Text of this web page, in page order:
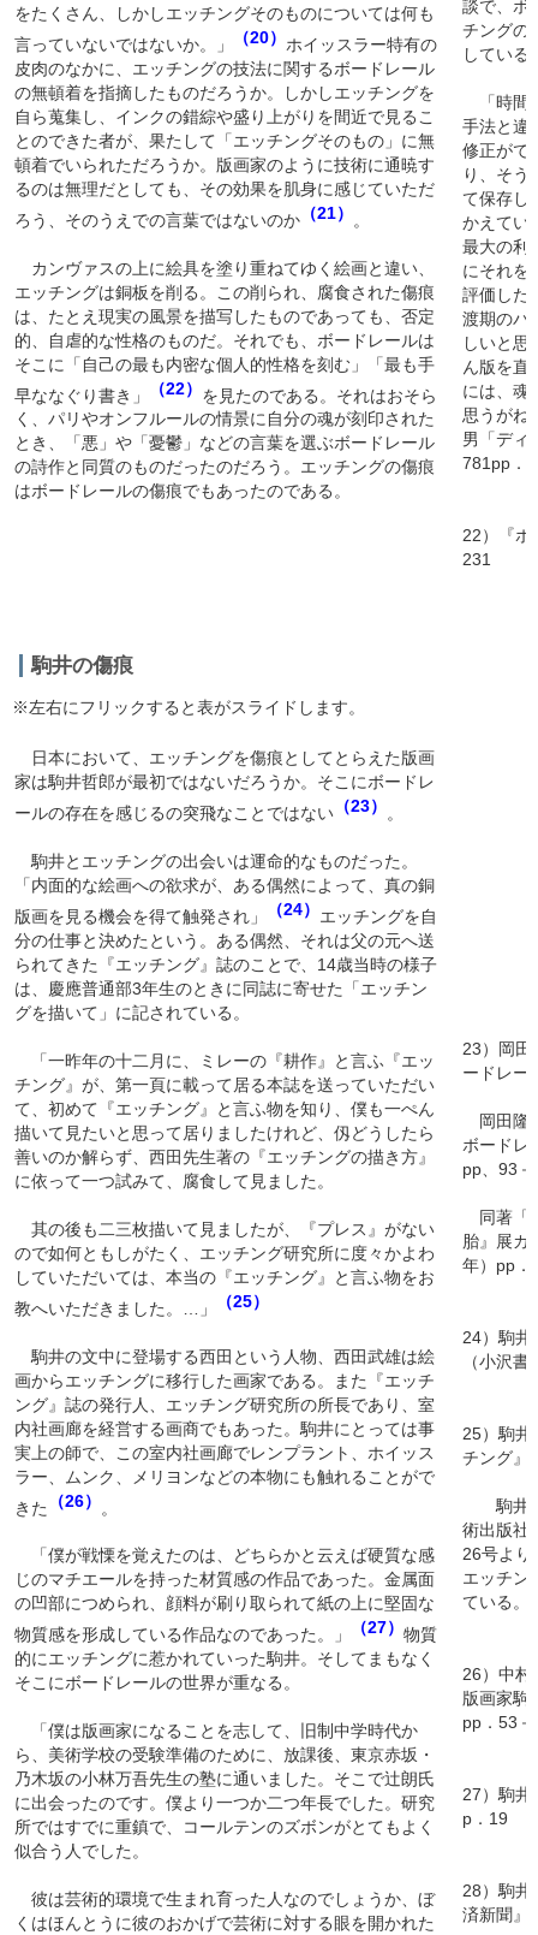
をたくさん、しかしエッチングそのものについては何も
言っていないではないか。」
（20） ホイッスラー特有の
皮肉のなかに、エッチングの技法に関するボードレール
の無頓着を指摘したものだろうか。しかしエッチングを
自ら蒐集し、インクの錯綜や盛り上がりを間近で見るこ
とのできた者が、果たして「エッチングそのもの」に無
頓着でいられただろうか。版画家のように技術に通暁す
るのは無理だとしても、その効果を肌身に感じていただ
ろう、そのうえでの言葉ではないのか （21） 。
カンヴァスの上に絵具を塗り重ねてゆく絵画と違い、
エッチングは銅板を削る。この削られ、腐食された傷痕
は、たとえ現実の風景を描写したものであっても、否定
的、自虐的な性格のものだ。それでも、ボードレールは
そこに「自己の最も内密な個人的性格を刻む」「最も手
早ななぐり書き」
（22） を見たのである。それはおそら
く、パリやオンフルールの情景に自分の魂が刻印された
とき、「悪」や「憂鬱」などの言葉を選ぶボードレール
の詩作と同質のものだったのだろう。エッチングの傷痕
はボードレールの傷痕でもあったのである。
談で、ボ
チングの
している
「時間
手法と違
修正がで
り、そう
て保存し
かえてい
最大の利
にそれを
評価した
渡期のパ
しいと思
ん版を直
には、魂
思うがね
男「ディ
781pp．
22）『
231
駒井の傷痕
※左右にフリックすると表がスライドします。
日本において、エッチングを傷痕としてとらえた版画
家は駒井哲郎が最初ではないだろうか。そこにボードレ
ールの存在を感じるの突飛なことではない （23） 。
駒井とエッチングの出会いは運命的なものだった。
「内面的な絵画への欲求が、ある偶然によって、真の銅
版画を見る機会を得て触発され」
（24） エッチングを自
分の仕事と決めたという。ある偶然、それは父の元へ送
られてきた『エッチング』誌のことで、14歳当時の様子
は、慶應普通部3年生のときに同誌に寄せた「エッチン
グを描いて」に記されている。
「一昨年の十二月に、ミレーの『耕作』と言ふ『エッ
チング』が、第一頁に載って居る本誌を送っていただい
て、初めて『エッチング』と言ふ物を知り、僕も一ぺん
描いて見たいと思って居りましたけれど、仭どうしたら
善いのか解らず、西田先生著の『エッチングの描き方』
に依って一つ試みて、腐食して見ました。
其の後も二三枚描いて見ましたが、『プレス』がない
ので如何ともしがたく、エッチング研究所に度々かよわ
していただいては、本当の『エッチング』と言ふ物をお
教へいただきました。…」
（25）
駒井の文中に登場する西田という人物、西田武雄は絵
画からエッチングに移行した画家である。また『エッチ
ング』誌の発行人、エッチング研究所の所長であり、室
内社画廊を経営する画商でもあった。駒井にとっては事
実上の師で、この室内社画廊でレンプラント、ホイッス
ラー、ムンク、メリヨンなどの本物にも触れることがで
きた
（26） 。
「僕が戦慄を覚えたのは、どちらかと云えば硬質な感
じのマチエールを持った材質感の作品であった。金属面
の凹部につめられ、顔料が刷り取られて紙の上に堅固な
物質感を形成している作品なのであった。」
（27） 物質
的にエッチングに惹かれていった駒井。そしてまもなく
そこにボードレールの世界が重なる。
「僕は版画家になることを志して、旧制中学時代か
ら、美術学校の受験準備のために、放課後、東京赤坂・
乃木坂の小林万吾先生の塾に通いました。そこで辻朗氏
に出会ったのです。僕より一つか二つ年長でした。研究
所ではすでに重鎮で、コールテンのズボンがとてもよく
似合う人でした。
彼は芸術的環境で生まれ育った人なのでしょうか、ぼ
くはほんとうに彼のおかげで芸術に対する眼を開かれた
23）岡田
ードレー
岡田隆
ボードレ
pp、93－
同著「
胎』展カ
年）pp．
24）駒井
（小沢
25）駒井
チング
駒井の
術出版社
26号より
エッチン
ている。
26）中村
版画家駒
pp．53－
27）駒井
p．19
28）駒井
済新聞』